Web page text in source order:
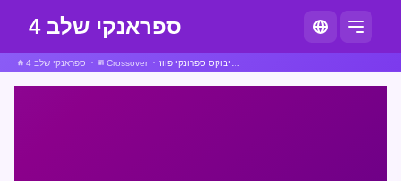
ספראנקי שלב 4
ספראנקי שלב 4 Crossover